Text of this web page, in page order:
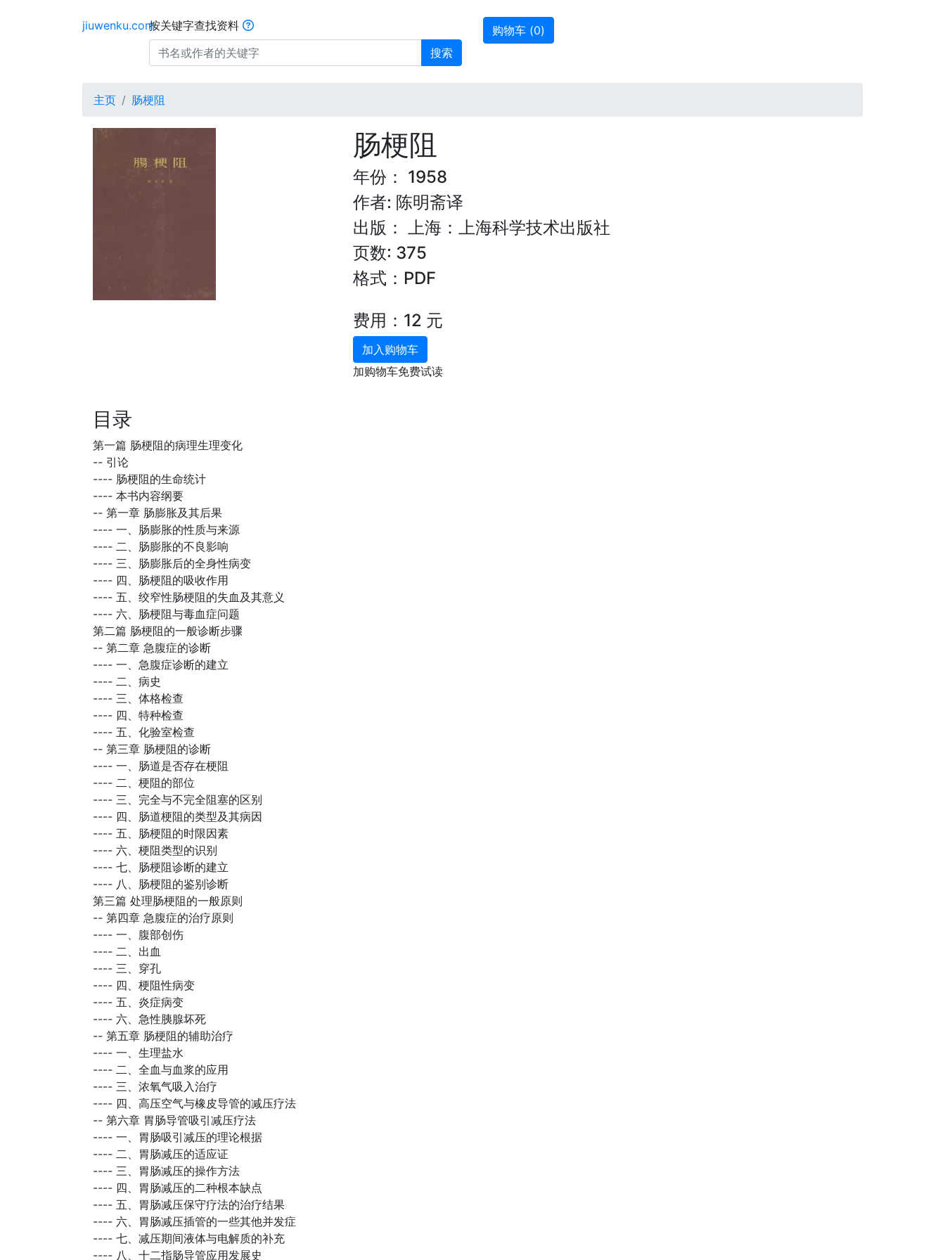
jiuwenku.com按关键字查找资料
搜索
购物车 (0)
主页 肠梗阻
肠梗阻
年份： 1958
作者: 陈明斋译
出版： 上海：上海科学技术出版社
页数: 375
格式：PDF
费用：12 元
加入购物车
加购物车免费试读
目录
第一篇 肠梗阻的病理生理变化
-- 引论
---- 肠梗阻的生命统计
---- 本书内容纲要
-- 第一章 肠膨胀及其后果
---- 一、肠膨胀的性质与来源
---- 二、肠膨胀的不良影响
---- 三、肠膨胀后的全身性病变
---- 四、肠梗阻的吸收作用
---- 五、绞窄性肠梗阻的失血及其意义
---- 六、肠梗阻与毒血症问题
第二篇 肠梗阻的一般诊断步骤
-- 第二章 急腹症的诊断
---- 一、急腹症诊断的建立
---- 二、病史
---- 三、体格检查
---- 四、特种检查
---- 五、化验室检查
-- 第三章 肠梗阻的诊断
---- 一、肠道是否存在梗阻
---- 二、梗阻的部位
---- 三、完全与不完全阻塞的区别
---- 四、肠道梗阻的类型及其病因
---- 五、肠梗阻的时限因素
---- 六、梗阻类型的识别
---- 七、肠梗阻诊断的建立
---- 八、肠梗阻的鉴别诊断
第三篇 处理肠梗阻的一般原则
-- 第四章 急腹症的治疗原则
---- 一、腹部创伤
---- 二、出血
---- 三、穿孔
---- 四、梗阻性病变
---- 五、炎症病变
---- 六、急性胰腺坏死
-- 第五章 肠梗阻的辅助治疗
---- 一、生理盐水
---- 二、全血与血浆的应用
---- 三、浓氧气吸入治疗
---- 四、高压空气与橡皮导管的减压疗法
-- 第六章 胃肠导管吸引减压疗法
---- 一、胃肠吸引减压的理论根据
---- 二、胃肠减压的适应证
---- 三、胃肠减压的操作方法
---- 四、胃肠减压的二种根本缺点
---- 五、胃肠减压保守疗法的治疗结果
---- 六、胃肠减压插管的一些其他并发症
---- 七、减压期间液体与电解质的补充
---- 八、十二指肠导管应用发展史